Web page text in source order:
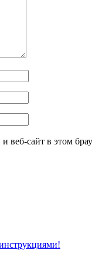
веб-сайт в этом